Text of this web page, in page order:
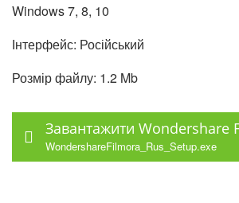
Windows 7, 8, 10
Інтерфейс: Російський
Розмір файлу: 1.2 Mb
Завантажити Wondershare
WondershareFilmora_Rus_Setup.exe